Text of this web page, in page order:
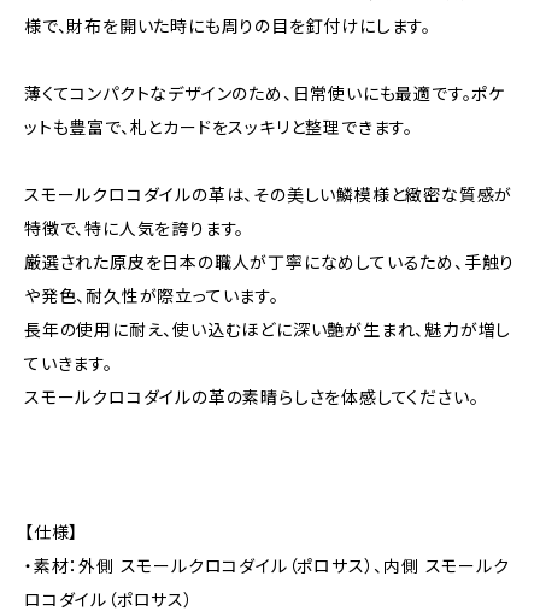
様で、財布を開いた時にも周りの目を釘付けにします。
薄くてコンパクトなデザインのため、日常使いにも最適です。ポケ
ットも豊富で、札とカードをスッキリと整理できます。
スモールクロコダイルの革は、その美しい鱗模様と緻密な質感が
特徴で、特に人気を誇ります。
厳選された原皮を日本の職人が丁寧になめしているため、手触り
や発色、耐久性が際立っています。
長年の使用に耐え、使い込むほどに深い艶が生まれ、魅力が増し
ていきます。
スモールクロコダイルの革の素晴らしさを体感してください。
【仕様】
・素材：外側 スモールクロコダイル（ポロサス）、内側 スモールク
ロコダイル（ポロサス）